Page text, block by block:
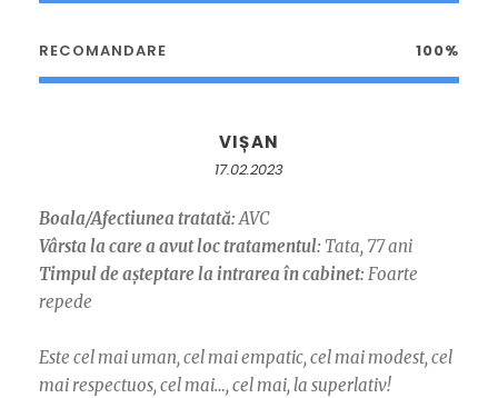
RECOMANDARE 100%
VIȘAN
17.02.2023
Boala/Afectiunea tratată:AVC
Vârsta la care a avut loc tratamentul: Tata, 77 ani
Timpul de așteptare la intrarea în cabinet: Foarte
repede
Este cel mai uman, cel mai empatic, cel mai modest, cel
mai respectuos, cel mai…, cel mai, la superlativ!